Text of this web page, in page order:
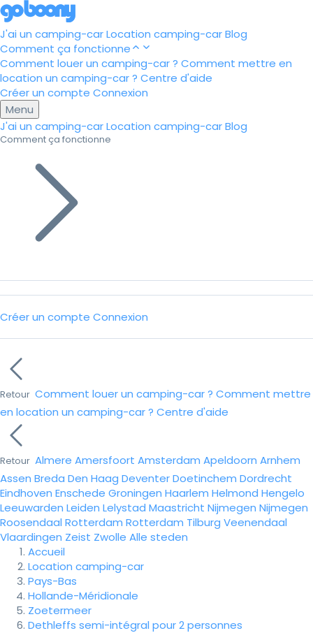
J'ai un camping-carLocation camping-carBlog
Comment ça fonctionne
Comment louer un camping-car ? Comment mettre en
location un camping-car ? Centre d'aide
Créer un compte Connexion
Menu
J'ai un camping-carLocation camping-carBlog
Comment ça fonctionne
Créer un compte Connexion
Retour Comment louer un camping-car ? Comment mettre
en location un camping-car ? Centre d'aide
Retour Almere Amersfoort Amsterdam Apeldoorn Arnhem
Assen Breda Den Haag DeventerDoetinchem Dordrecht
Eindhoven Enschede Groningen Haarlem Helmond Hengelo
Leeuwarden Leiden Lelystad Maastricht Nijmegen Nijmegen
Roosendaal Rotterdam Rotterdam Tilburg Veenendaal
Vlaardingen Zeist Zwolle Alle steden
Accueil
Location camping-car
Pays-Bas
Hollande-Méridionale
Zoetermeer
Dethleffs semi-intégral pour 2 personnes